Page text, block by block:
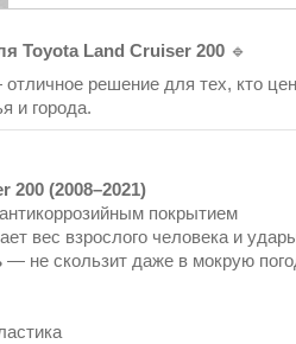
Toyota Land Cruiser 200 🔹
решение для тех, кто
и города.
200 (2008–2021)
покрытием
вес взрослого человека и
— не скользит даже в мокрую